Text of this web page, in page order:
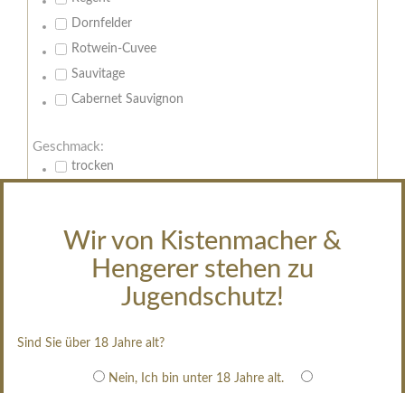
Wir von Kistenmacher &
Hengerer stehen zu
Jugendschutz!
Sind Sie über 18 Jahre alt?
Nein, Ich bin unter 18 Jahre alt.
Dornfelder
Rotwein-Cuvee
Sauvitage
Cabernet Sauvignon
Geschmack:
trocken
restsüß
edelsüß
im Holzfass gereift
erfrischend, nicht zu süß